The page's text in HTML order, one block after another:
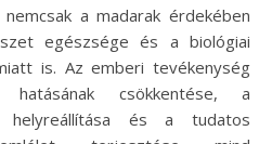
a madarak érdekében
egészsége és a biológiai
is. Az emberi tevékenység
hatásának csökkentése, a
helyreállítása és a tudatos